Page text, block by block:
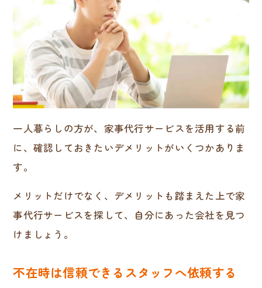
一人暮らしの方が、家事代行サービスを活用する前
に、確認しておきたいデメリットがいくつかありま
す。
メリットだけでなく、デメリットも踏まえた上で家
事代行サービスを探して、自分にあった会社を見つ
けましょう。
不在時は信頼できるスタッフへ依頼する